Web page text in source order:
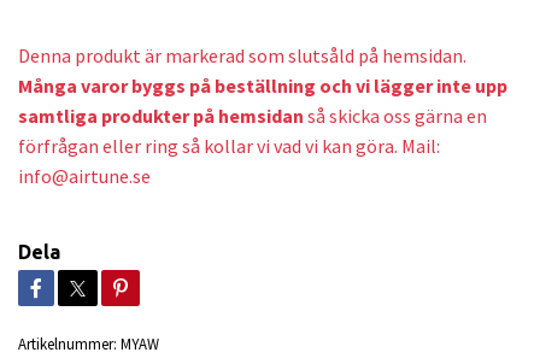
Denna produkt är markerad som slutsåld på hemsidan.
Många varor byggs på beställning och vi lägger inte upp
samtliga produkter på hemsidan så skicka oss gärna en
förfrågan eller ring så kollar vi vad vi kan göra. Mail:
info@airtune.se
Dela
Artikelnummer: MYAW